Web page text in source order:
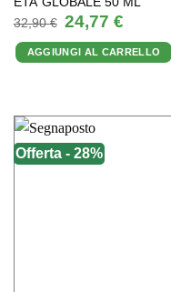
32,90€
Il
prezzo
originale
era:
32,90 €.
24,77 €Il
prezzo
attuale
è:
24,77 €.
AGGIUNGI AL CARRELLO
Offerta - 28%